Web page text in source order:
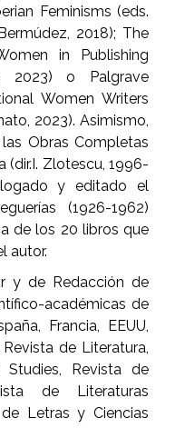
Feminisms (eds.
2018); The
in Publishing
2023) o Palgrave
Women Writers
2023). Asimismo,
Obras Completas
(dir.I. Zlotescu, 1996-
y editado el
(1926-1962)
de los 20 libros que
autor.
y de Redacción de
académicas de
Francia, EEUU,
de Literatura,
Revista de
de Literaturas
Letras y Ciencias